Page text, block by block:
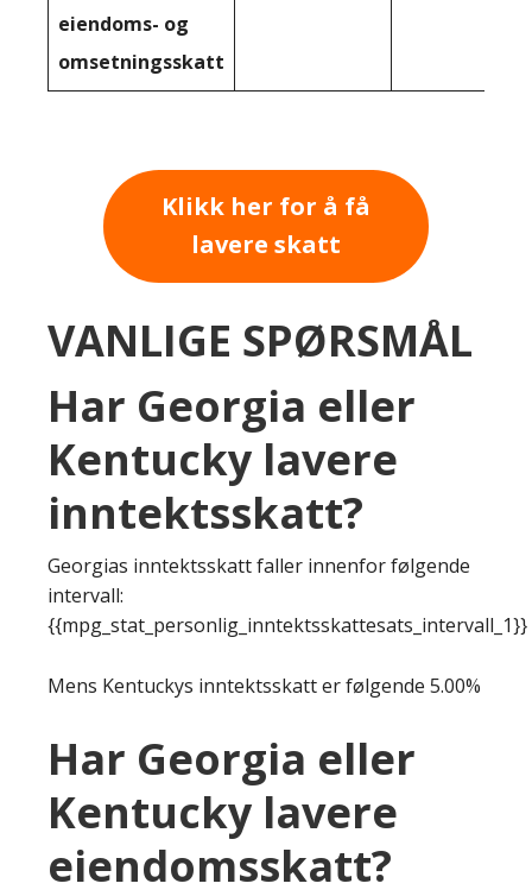
eiendoms- og
omsetningsskatt
Klikk her for å få
lavere skatt
VANLIGE SPØRSMÅL
Har Georgia eller
Kentucky lavere
inntektsskatt?
Georgias inntektsskatt faller innenfor følgende
intervall:
{{mpg_stat_personlig_inntektsskattesats_intervall_1}}
Mens Kentuckys inntektsskatt er følgende 5.00%
Har Georgia eller
Kentucky lavere
eiendomsskatt?